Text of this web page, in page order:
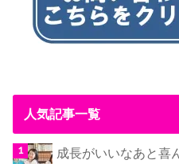
人気記事一覧
成長がいいなあと